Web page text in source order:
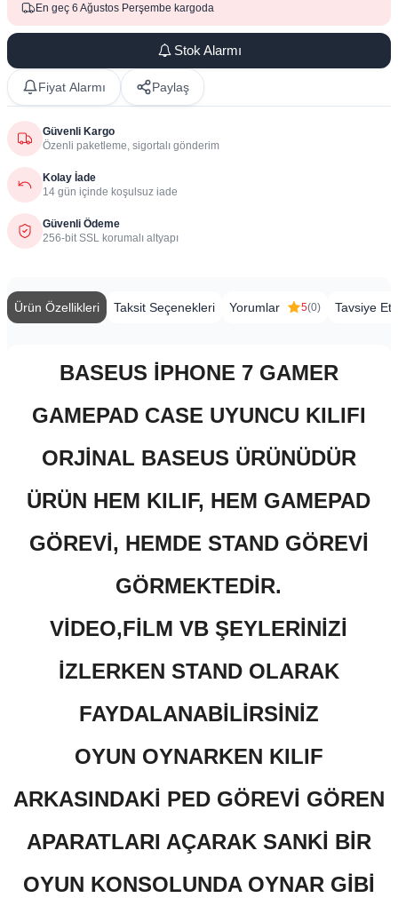
En geç 6 Ağustos Perşembe kargoda
Stok Alarmı
Fiyat Alarmı Paylaş
Güvenli Kargo
Özenli paketleme, sigortalı gönderim
Kolay İade
14 gün içinde koşulsuz iade
Güvenli Ödeme
256-bit SSL korumalı altyapı
Ürün Özellikleri Taksit Seçenekleri Yorumlar 5(0) Tavsiye Et
BASEUS İPHONE 7 GAMER
GAMEPAD CASE UYUNCU KILIFI
ORJİNAL BASEUS ÜRÜNÜDÜR
ÜRÜN HEM KILIF, HEM GAMEPAD
GÖREVİ, HEMDE STAND GÖREVİ
GÖRMEKTEDİR.
VİDEO,FİLM VB ŞEYLERİNİZİ
İZLERKEN STAND OLARAK
FAYDALANABİLİRSİNİZ
OYUN OYNARKEN KILIF
ARKASINDAKİ PED GÖREVİ GÖREN
APARATLARI AÇARAK SANKİ BİR
OYUN KONSOLUNDA OYNAR GİBİ